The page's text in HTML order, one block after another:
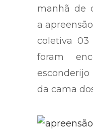
manhã de
a
coletiva
foram
da cama